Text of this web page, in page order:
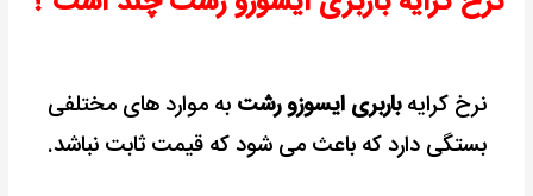
نرخ کرایهباربری ایسوزو رشت به موارد های مختلفی
بستگی دارد که باعث می شود که قیمت ثابت نباشد.